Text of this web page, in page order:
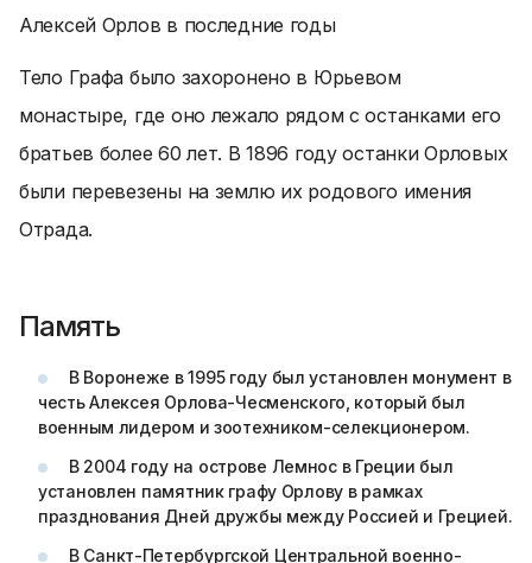
Алексей Орлов в последние годы
Тело Графа было захоронено в Юрьевом
монастыре, где оно лежало рядом с останками его
братьев более 60 лет. В 1896 году останки Орловых
были перевезены на землю их родового имения
Отрада.
Память
В Воронеже в 1995 году был установлен монумент в
честь Алексея Орлова-Чесменского, который был
военным лидером и зоотехником-селекционером.
В 2004 году на острове Лемнос в Греции был
установлен памятник графу Орлову в рамках
празднования Дней дружбы между Россией и Грецией.
В Санкт-Петербургской Центральной военно-